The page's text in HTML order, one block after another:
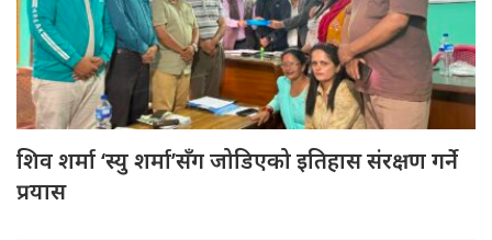
शिव शर्मा ‘स्यु शर्मा’सँग जोडिएको इतिहास संरक्षण गर्ने
प्रयास